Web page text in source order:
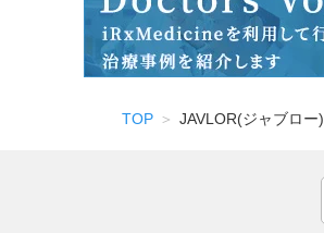
TOP JAVLOR(ジャブロー)